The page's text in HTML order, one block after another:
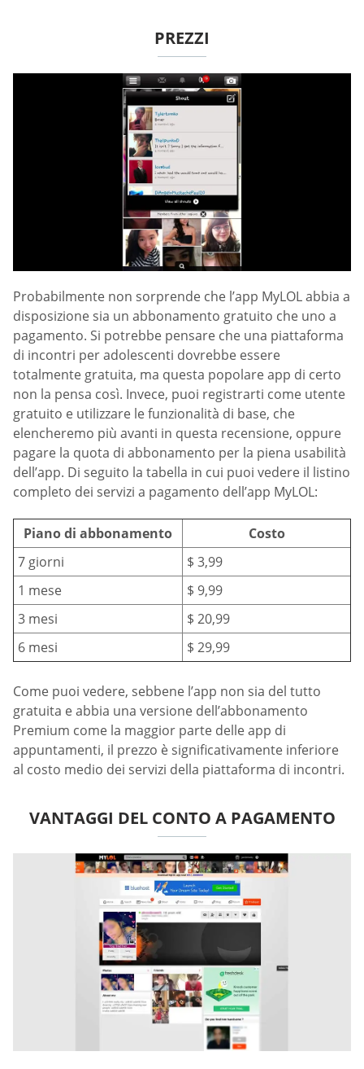
PREZZI
Probabilmente non sorprende che l’app MyLOL abbia a
disposizione sia un abbonamento gratuito che uno a
pagamento. Si potrebbe pensare che una piattaforma
di incontri per adolescenti dovrebbe essere
totalmente gratuita, ma questa popolare app di certo
non la pensa così. Invece, puoi registrarti come utente
gratuito e utilizzare le funzionalità di base, che
elencheremo più avanti in questa recensione, oppure
pagare la quota di abbonamento per la piena usabilità
dell’app. Di seguito la tabella in cui puoi vedere il listino
completo dei servizi a pagamento dell’app MyLOL:
Piano di abbonamento
Costo
7 giorni
$ 3,99
1 mese
$ 9,99
3 mesi
$ 20,99
6 mesi
$ 29,99
Come puoi vedere, sebbene l’app non sia del tutto
gratuita e abbia una versione dell’abbonamento
Premium come la maggior parte delle app di
appuntamenti, il prezzo è significativamente inferiore
al costo medio dei servizi della piattaforma di incontri.
VANTAGGI DEL CONTO A PAGAMENTO